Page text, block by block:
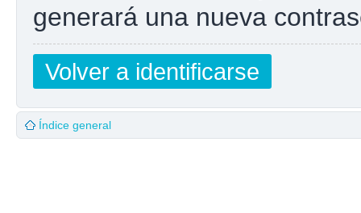
generará una nueva
Volver a identificarse
Índice general